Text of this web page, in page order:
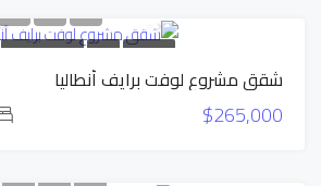
بناء جديد للبيع
شقق بالتقسيط
عرض حصري
عرض قوي
شقق مشروع لوفت برايف أنطاليا
$265,000